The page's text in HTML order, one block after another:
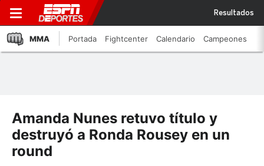
Resultados
MMA Portada Fightcenter Calendario Campeones
Amanda Nunes retuvo título y
destruyó a Ronda Rousey en un
round